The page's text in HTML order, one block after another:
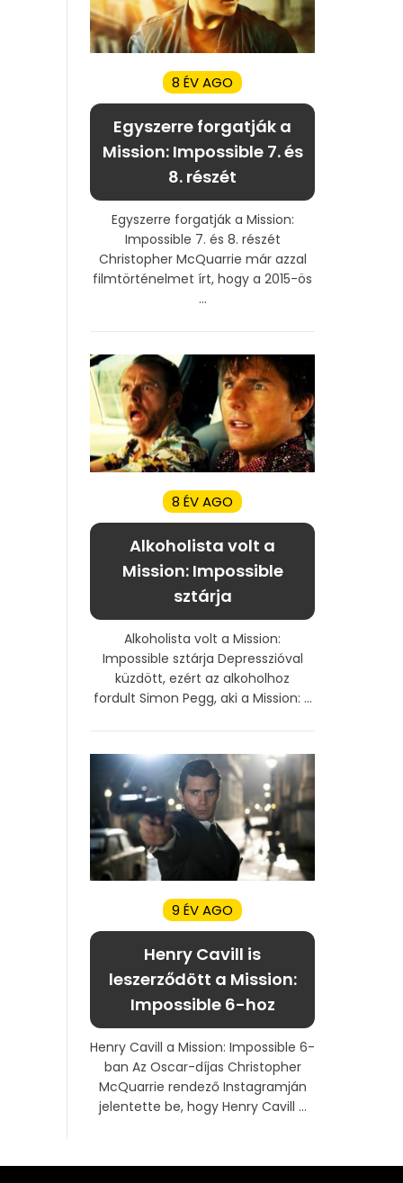
8 ÉV AGO
Egyszerre forgatják a
Mission: Impossible 7. és
8. részét
Egyszerre forgatják a Mission:
Impossible 7. és 8. részét
Christopher McQuarrie már azzal
filmtörténelmet írt, hogy a 2015-ös
...
8 ÉV AGO
Alkoholista volt a
Mission: Impossible
sztárja
Alkoholista volt a Mission:
Impossible sztárja Depresszióval
küzdött, ezért az alkoholhoz
fordult Simon Pegg, aki a Mission: ...
9 ÉV AGO
Henry Cavill is
leszerződött a Mission:
Impossible 6-hoz
Henry Cavill a Mission: Impossible 6-
ban Az Oscar-díjas Christopher
McQuarrie rendező Instagramján
jelentette be, hogy Henry Cavill ...